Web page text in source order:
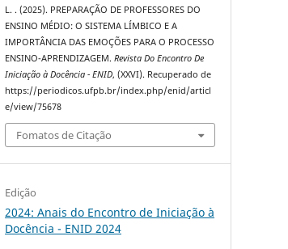
L. . (2025). PREPARAÇÃO DE PROFESSORES DO
ENSINO MÉDIO: O SISTEMA LÍMBICO E A
IMPORTÂNCIA DAS EMOÇÕES PARA O PROCESSO
ENSINO-APRENDIZAGEM.Revista Do Encontro De
Iniciação à Docência - ENID, (XXVI). Recuperado de
https://periodicos.ufpb.br/index.php/enid/articl
e/view/75678
Fomatos de Citação
Edição
2024: Anais do Encontro de Iniciação à
Docência - ENID 2024